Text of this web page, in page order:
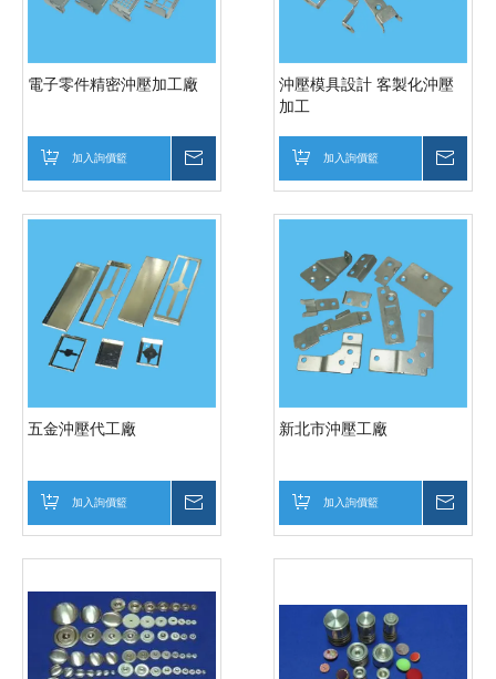
電子零件精密沖壓加工廠
加入詢價籃
沖壓模具設計 客製化沖壓
加工
加入詢價籃
五金沖壓代工廠
加入詢價籃
新北市沖壓工廠
加入詢價籃